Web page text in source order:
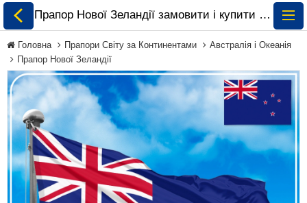
Всі Прапори
Прапори України
Прапори Світу за
Прапор Нової Зеландії замовити і купити 🏁 ePrapor.com.ua
Головна Прапори Світу за Континентами
Австралія і Океанія
Прапор Нової Зеландії